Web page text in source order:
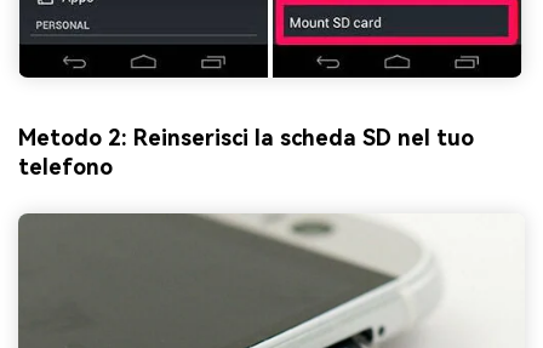
Metodo 2: Reinserisci la scheda SD nel tuo
telefono